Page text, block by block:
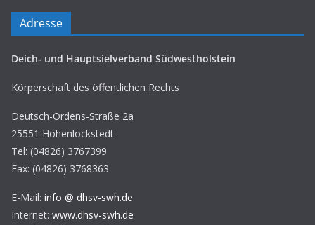
Adresse
Deich- und Hauptsielverband Südwestholstein
Körperschaft des öffentlichen Rechts
Deutsch-Ordens-Straße 2a
25551 Hohenlockstedt
Tel: (04826) 3767399
Fax: (04826) 3768363
E-Mail: info @ dhsv-swh.de
Internet: www.dhsv-swh.de